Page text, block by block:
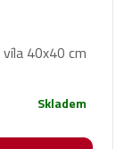
40x40 cm
Skladem